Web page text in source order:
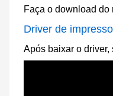
Faça o download do
Driver de
Após baixar o